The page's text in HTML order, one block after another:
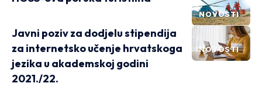
NOVOSTI
NOVOSTI
Javni poziv za dodjelu stipendija
za internetsko učenje hrvatskoga
jezika u akademskoj godini
2021./22.